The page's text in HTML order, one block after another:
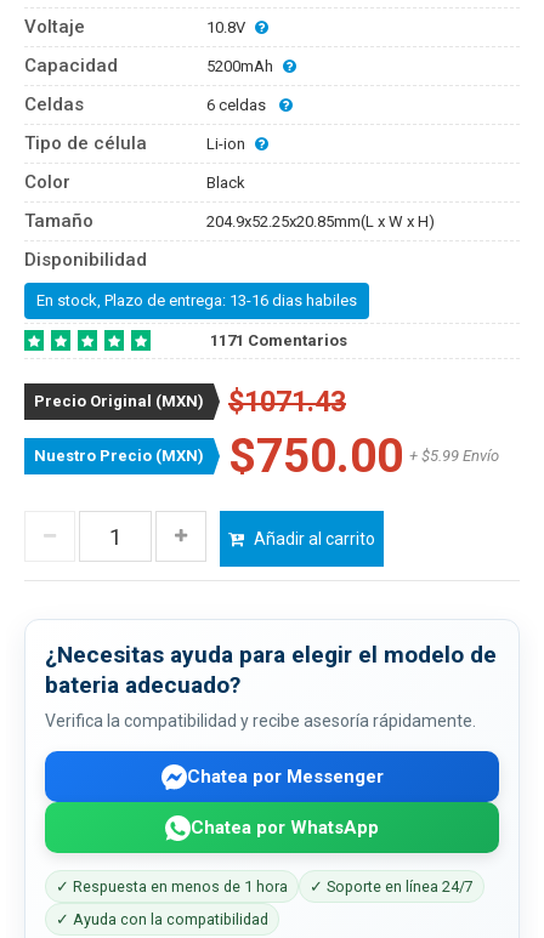
Voltaje 10.8V
Capacidad 5200mAh
Celdas 6 celdas
Tipo de célula Li-ion
Color Black
Tamaño 204.9x52.25x20.85mm(L x W x H)
Disponibilidad
En stock, Plazo de entrega: 13-16 dias habiles
1171 Comentarios
Precio Original (MXN) $1071.43
Nuestro Precio (MXN) $750.00 + $5.99 Envío
Añadir al carrito
¿Necesitas ayuda para elegir el modelo de
bateria adecuado?
Verifica la compatibilidad y recibe asesoría rápidamente.
Chatea por Messenger
Chatea por WhatsApp
✓ Respuesta en menos de 1 hora
✓ Soporte en línea 24/7
✓ Ayuda con la compatibilidad